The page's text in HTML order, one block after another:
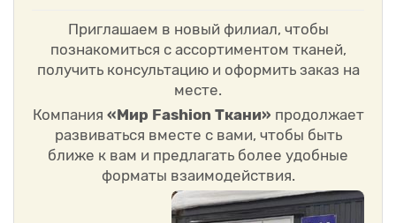
Приглашаем в новый филиал, чтобы
познакомиться с ассортиментом тканей,
получить консультацию и оформить заказ на
месте.
Компания «Мир Fashion Ткани» продолжает
развиваться вместе с вами, чтобы быть
ближе к вам и предлагать более удобные
форматы взаимодействия.